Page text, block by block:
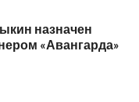
назначен
«Авангарда»